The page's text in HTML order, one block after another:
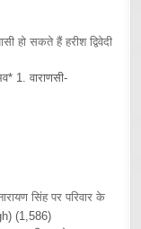
हो सकते हैं हरीश द्विवेदी
1. वाराणसी-
सिंह पर परिवार के
(1,586)